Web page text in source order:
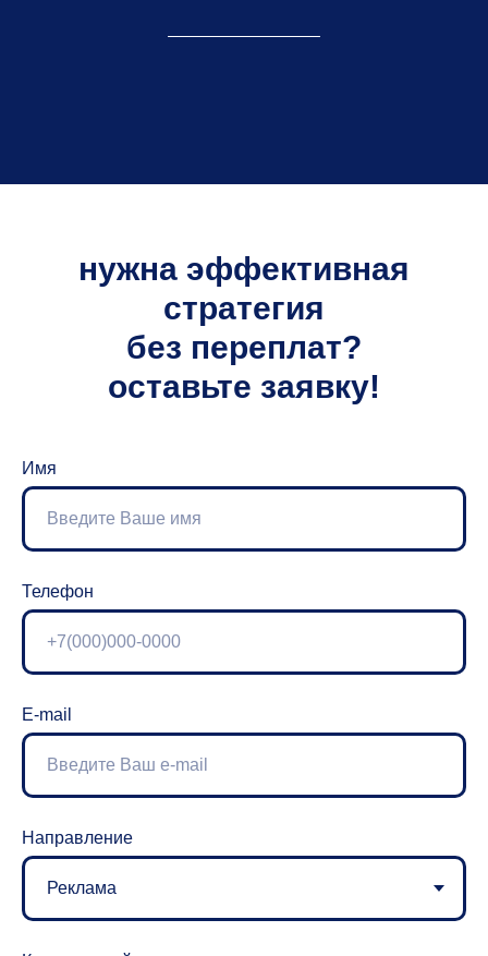
нужна эффективная
стратегия
без переплат?
оставьте заявку!
Имя
Телефон
E-mail
Направление